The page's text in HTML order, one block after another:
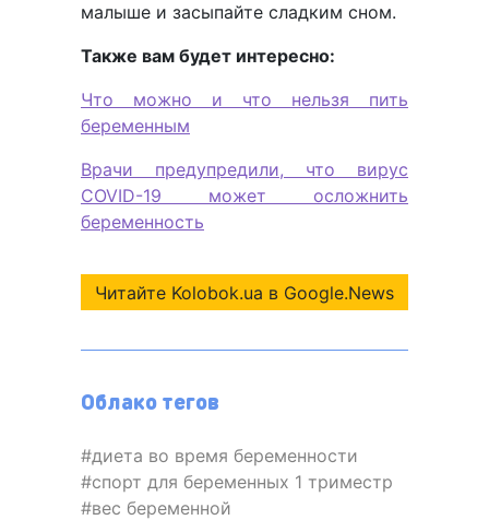
малыше и засыпайте сладким сном.
Также вам будет интересно:
Что можно и что нельзя пить
беременным
Врачи предупредили, что вирус
COVID-19 может осложнить
беременность
Читайте Kolobok.ua в Google.News
Облако тегов
диета во время беременности
спорт для беременных 1 триместр
вес беременной